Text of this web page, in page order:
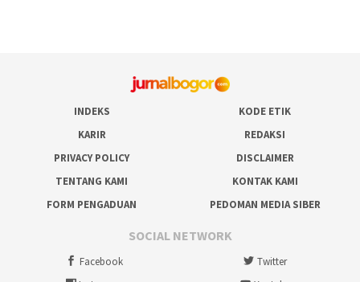
INDEKS
KODE ETIK
KARIR
REDAKSI
PRIVACY POLICY
DISCLAIMER
TENTANG KAMI
KONTAK KAMI
FORM PENGADUAN
PEDOMAN MEDIA SIBER
SOCIAL NETWORK
Facebook
Twitter